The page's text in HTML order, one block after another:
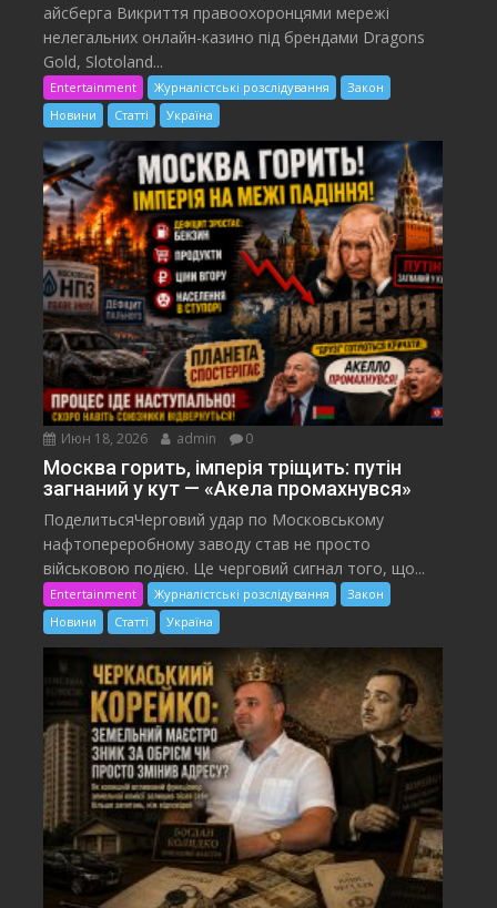
айсберга Викриття правоохоронцями мережі
нелегальних онлайн-казино під брендами Dragons
Gold, Slotoland...
Entertainment Журналістські розслідування
Закон
Новини
Статті Україна
Июн 18, 2026 admin 0
Москва горить, імперія тріщить: путін
загнаний у кут — «Акела промахнувся»
ПоделитьсяЧерговий удар по Московському
нафтопереробному заводу став не просто
військовою подією. Це черговий сигнал того, що...
Entertainment Журналістські розслідування
Закон
Новини
Статті Україна